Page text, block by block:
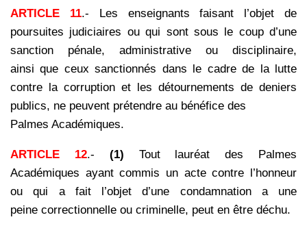
ARTICLE 11.- Les enseignants faisant l’objet de
poursuites judiciaires ou qui sont sous le coup d’une
sanction pénale, administrative ou disciplinaire,
ainsi que ceux sanctionnés dans le cadre de la lutte
contre la corruption et les détournements de deniers
publics, ne peuvent prétendre au bénéfice des
Palmes Académiques.
ARTICLE 12.- (1) Tout lauréat des Palmes
Académiques ayant commis un acte contre l’honneur
ou qui a fait l’objet d’une condamnation a une
peine correctionnelle ou criminelle, peut en être déchu.